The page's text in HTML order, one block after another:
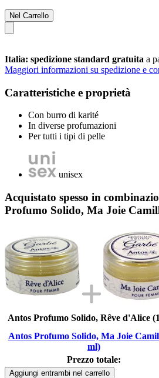
Nel Carrello
Italia: spedizione standard gratuita a
Maggiori informazioni su spedizione e
Caratteristiche e proprietà
Con burro di karité
In diverse profumazioni
Per tutti i tipi di pelle
unisex
Acquistato spesso in
Profumo Solido, Ma Joie
Antos Profumo Solido, Rêve d'Alice
Antos Profumo Solido, Ma Joie
ml)
Prezzo totale:
Aggiungi entrambi nel carrello